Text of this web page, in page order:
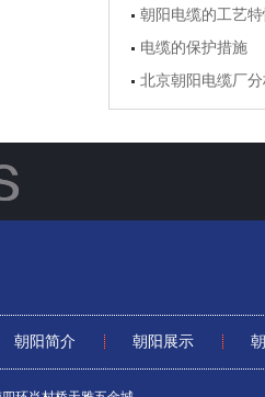
朝阳电缆的工艺特
电缆的保护措施
北京朝阳电缆厂
朝阳简介 朝阳展示